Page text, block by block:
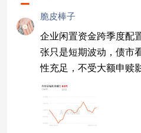
脆皮棒子
企业闲置资金跨季度配
张只是短期波动，债市
性充足，不受大额申赎
时票息托底。